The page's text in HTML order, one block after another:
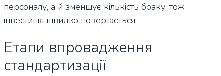
персоналу, а й зменшує кількість браку, тож
інвестиція швидко повертається.
Етапи впровадження
стандартизації